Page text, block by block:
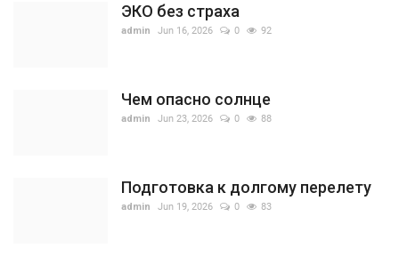
ЭКО без страха
admin Jun 16, 2026 0 92
Чем опасно солнце
admin Jun 23, 2026 0 88
Подготовка к долгому перелету
admin Jun 19, 2026 0 83